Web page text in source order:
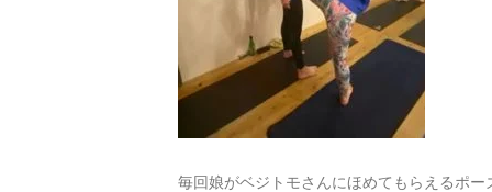
毎回娘がベジトモさんにほめてもらえるポー